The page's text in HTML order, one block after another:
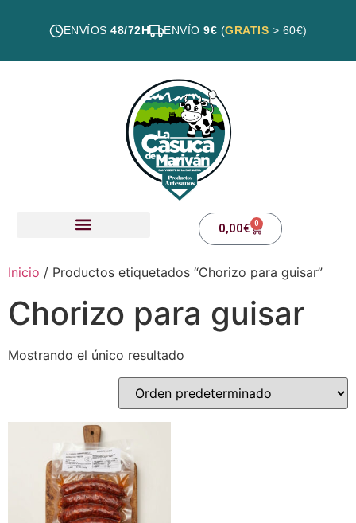
ENVÍOS 48/72H ENVÍO 9€ (GRATIS > 60€)
0,00€ 0
Inicio / Productos etiquetados “Chorizo para guisar”
Chorizo para guisar
Mostrando el único resultado